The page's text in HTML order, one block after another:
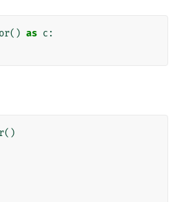
() as c :
()